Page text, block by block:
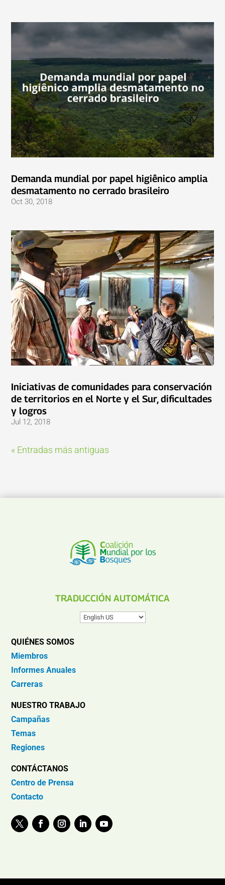
Demanda mundial por papel higiênico amplia
desmatamento no cerrado brasileiro
Oct 30, 2018
Iniciativas de comunidades para conservación
de territorios en el Norte y el Sur, dificultades
y logros
Jul 12, 2018
« Entradas más antiguas
TRADUCCIÓN AUTOMÁTICA
QUIÉNES SOMOS
Miembros
Informes Anuales
Carreras
NUESTRO TRABAJO
Campañas
Temas
Regiones
CONTÁCTANOS
Centro de Prensa
Contacto